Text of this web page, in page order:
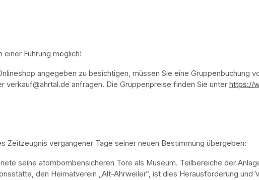
einer Führung möglich!
angegeben zu besichtigen, müssen Sie eine Gruppenbuchung
verkauf@ahrtal.de anfragen. Die Gruppenpreise finden Sie unter https://
Zeitzeugnis vergangener Tage seiner neuen Bestimmung übergeben:
seine atombombensicheren Tore als Museum. Teilbereiche der
den Heimatverein „Alt-Ahrweiler“, ist dies Herausforderung